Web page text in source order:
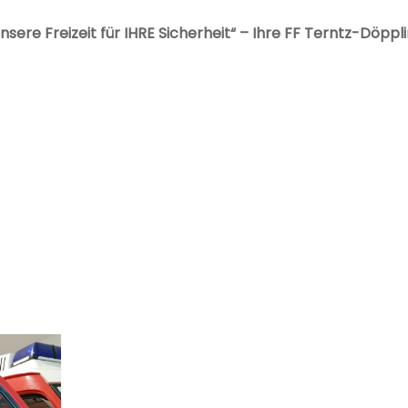
Freizeit für IHRE Sicherheit“ – Ihre FF Terntz-